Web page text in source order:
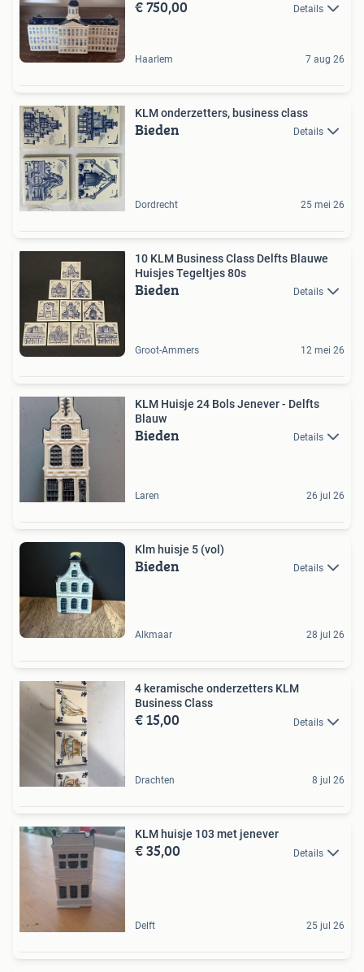
€ 750,00 Details
Haarlem 7 aug 26
KLM onderzetters, business class
Bieden Details
Dordrecht 25 mei 26
10 KLM Business Class Delfts Blauwe
Huisjes Tegeltjes 80s
Bieden Details
Groot-Ammers 12 mei 26
KLM Huisje 24 Bols Jenever - Delfts
Blauw
Bieden Details
Laren 26 jul 26
Klm huisje 5 (vol)
Bieden Details
Alkmaar 28 jul 26
4 keramische onderzetters KLM
Business Class
€ 15,00 Details
Drachten 8 jul 26
KLM huisje 103 met jenever
€ 35,00 Details
Delft 25 jul 26